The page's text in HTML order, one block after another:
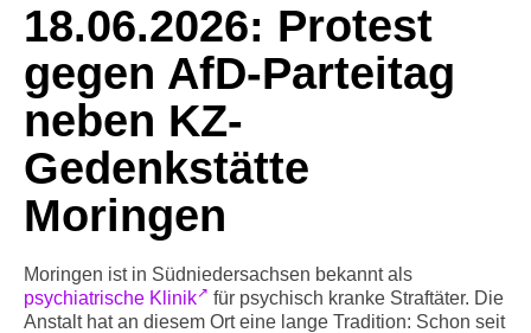
Wer, wie, was?
OMAS in Aktion
Info-Links gegen Rechts
18.06.2026: Protest
gegen AfD-Parteitag
neben KZ-
Gedenkstätte
Moringen
Moringen ist in Südniedersachsen bekannt als
psychiatrische Klinik
für psychisch kranke Straftäter. Die
Anstalt hat an diesem Ort eine lange Tradition: Schon seit